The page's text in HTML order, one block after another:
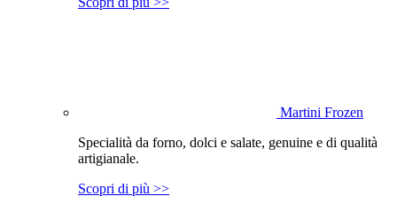
Martini Frozen
Specialità da forno, dolci e salate, genuine e di qualità
artigianale.
Scopri di più >>